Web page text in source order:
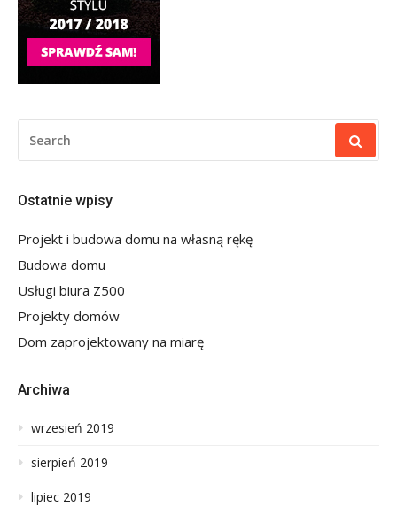
FOR:
Ostatnie wpisy
Projekt i budowa domu na własną rękę
Budowa domu
Usługi biura Z500
Projekty domów
Dom zaprojektowany na miarę
Archiwa
wrzesień 2019
sierpień 2019
lipiec 2019